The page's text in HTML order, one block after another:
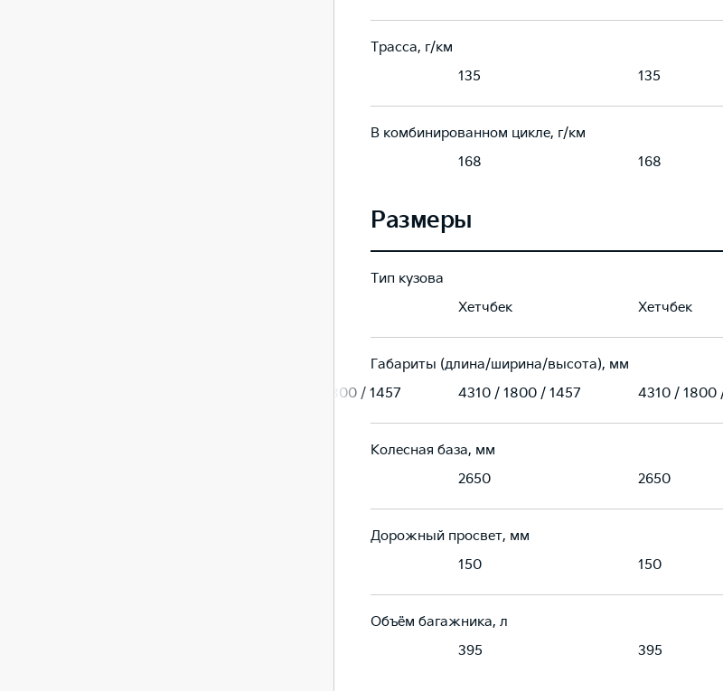
Трасса, г/км
135 135
В комбинированном цикле, г/км
168 168
Размеры
Тип кузова
Хетчбек Хетчбек
Габариты (длина/ширина/высота), мм
4310 / 1800 / 1457 4310 / 1800 / 1457 4310 / 1800
Колесная база, мм
2650 2650
Дорожный просвет, мм
150 150
Объём багажника, л
395 395